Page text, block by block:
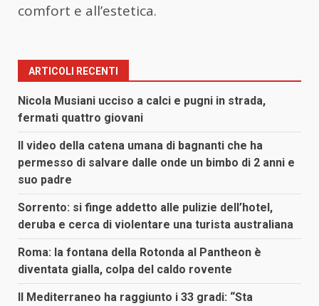
comfort e all’estetica.
ARTICOLI RECENTI
Nicola Musiani ucciso a calci e pugni in strada,
fermati quattro giovani
Il video della catena umana di bagnanti che ha
permesso di salvare dalle onde un bimbo di 2 anni e
suo padre
Sorrento: si finge addetto alle pulizie dell’hotel,
deruba e cerca di violentare una turista australiana
Roma: la fontana della Rotonda al Pantheon è
diventata gialla, colpa del caldo rovente
Il Mediterraneo ha raggiunto i 33 gradi: “Sta